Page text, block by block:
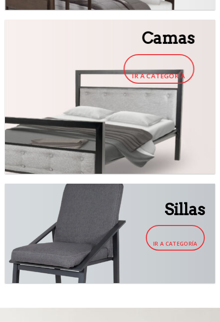
Camas
IR A CATEGORÍA
Sillas
IR A CATEGORÍA